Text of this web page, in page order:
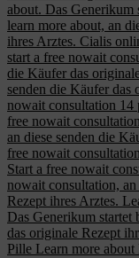
about. Das Generikum
learn more about, an
ihres Arztes. Cialis
start a free nowait
die Käufer das
senden die Käufer das
nowait consultation 14
free nowait
an diese senden die
free nowait
Start a free nowait
nowait consultation,
Rezept ihres Arztes.
Das Generikum
das originale Rezept
Pille Learn more